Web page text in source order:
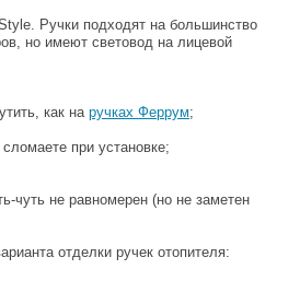
Ручки подходят на большинство
но имеют световод на лицевой
как на ручках Феррум;
при установке;
чуть не равномерен (но не заметен
отделки ручек отопителя: